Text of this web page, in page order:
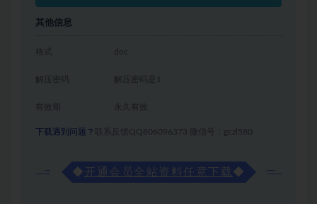
其他信息
格式 doc
解压密码是1
有效期 永久有效
下载遇到问题？ 联系反馈QQ806096373 微信号：gczl580
◆ 开通会员全站资料任意下载◆